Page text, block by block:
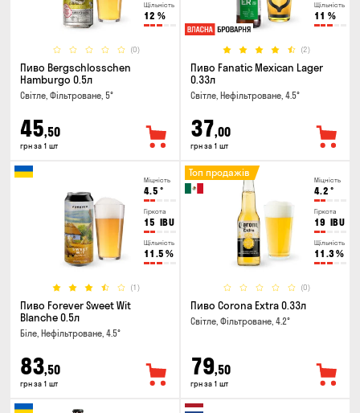
Щільність
12 %
(0)
Пиво Bergschlosschen
Hamburgo 0.5л
Світле, Фільтроване, 5°
45,50
грн за 1 шт
Щільність
11 %
(2)
Пиво Fanatic Mexican Lager
0.33л
Світле, Нефільтроване, 4.5°
37,00
грн за 1 шт
Міцність
4.5 °
Гіркота
15 IBU
Щільність
11.5 %
(1)
Пиво Forever Sweet Wit
Blanche 0.5л
Біле, Нефільтроване, 4.5°
83,50
грн за 1 шт
Міцність
4.2 °
Гіркота
19 IBU
Щільність
11.3%
(0)
Топ продажів
Пиво Corona Extra 0.33л
Світле, Фільтроване, 4.2°
79,50
грн за 1 шт